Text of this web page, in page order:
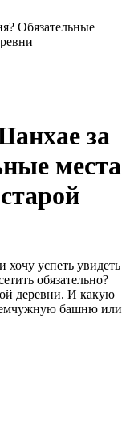
Обязательные
за
места
успеть увидеть
обязательно?
деревни. И какую
башню или